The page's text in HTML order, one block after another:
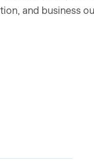
and business